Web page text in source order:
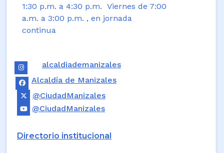
1:30 p.m. a 4:30 p.m. Viernes de 7:00
a.m. a 3:00 p.m. , en jornada
continua
alcaldiademanizales
Alcaldía de Manizales
@CiudadManizales
@CiudadManizales
Directorio institucional